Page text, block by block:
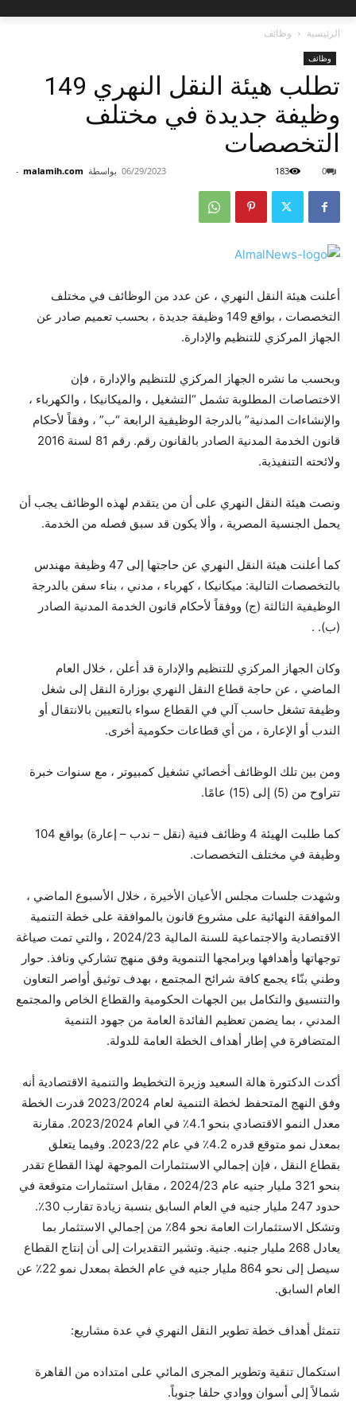
الرئيسية وظائف
وظائف
تطلب هيئة النقل النهري 149
وظيفة جديدة في مختلف
التخصصات
بواسطة malamih.com
- 06/29/2023 0
183
أعلنت هيئة النقل النهري ، عن عدد من الوظائف في مختلف
التخصصات ، بواقع 149 وظيفة جديدة ، بحسب تعميم صادر عن
الجهاز المركزي للتنظيم والإدارة.
وبحسب ما نشره الجهاز المركزي للتنظيم والإدارة ، فإن
الاختصاصات المطلوبة تشمل “التشغيل ، والميكانيكا ، والكهرباء ،
والإنشاءات المدنية” بالدرجة الوظيفية الرابعة “ب” ، وفقاً لأحكام
قانون الخدمة المدنية الصادر بالقانون رقم. رقم 81 لسنة 2016
ولائحته التنفيذية.
ونصت هيئة النقل النهري على أن من يتقدم لهذه الوظائف يجب أن
يحمل الجنسية المصرية ، وألا يكون قد سبق فصله من الخدمة.
كما أعلنت هيئة النقل النهري عن حاجتها إلى 47 وظيفة مهندس
بالتخصصات التالية: ميكانيكا ، كهرباء ، مدني ، بناء سفن بالدرجة
الوظيفية الثالثة (ج) ووفقاً لأحكام قانون الخدمة المدنية الصادر
(ب). .
وكان الجهاز المركزي للتنظيم والإدارة قد أعلن ، خلال العام
الماضي ، عن حاجة قطاع النقل النهري بوزارة النقل إلى شغل
وظيفة تشغل حاسب آلي في القطاع سواء بالتعيين بالانتقال أو
الندب أو الإعارة ، من أي قطاعات حكومية أخرى.
ومن بين تلك الوظائف أخصائي تشغيل كمبيوتر ، مع سنوات خبرة
تتراوح من (5) إلى (15) عامًا.
كما طلبت الهيئة 4 وظائف فنية (نقل – ندب – إعارة) بواقع 104
وظيفة في مختلف التخصصات.
وشهدت جلسات مجلس الأعيان الأخيرة ، خلال الأسبوع الماضي ،
الموافقة النهائية على مشروع قانون بالموافقة على خطة التنمية
الاقتصادية والاجتماعية للسنة المالية 2024/23 ، والتي تمت صياغة
توجهاتها وأهدافها وبرامجها التنموية وفق منهج تشاركي ونافذ. حوار
وطني بنّاء يجمع كافة شرائح المجتمع ، بهدف توثيق أواصر التعاون
والتنسيق والتكامل بين الجهات الحكومية والقطاع الخاص والمجتمع
المدني ، بما يضمن تعظيم الفائدة العامة من جهود التنمية
المتضافرة في إطار أهداف الخطة العامة للدولة.
أكدت الدكتورة هالة السعيد وزيرة التخطيط والتنمية الاقتصادية أنه
وفق النهج المتحفظ لخطة التنمية لعام 2023/2024 قدرت الخطة
معدل النمو الاقتصادي بنحو 4.1٪ في العام 2023/2024. مقارنة
بمعدل نمو متوقع قدره 4.2٪ في عام 2023/22. وفيما يتعلق
بقطاع النقل ، فإن إجمالي الاستثمارات الموجهة لهذا القطاع تقدر
بنحو 321 مليار جنيه عام 2024/23 ، مقابل استثمارات متوقعة في
حدود 247 مليار جنيه في العام السابق بنسبة زيادة تقارب 30٪.
وتشكل الاستثمارات العامة نحو 84٪ من إجمالي الاستثمار بما
يعادل 268 مليار جنيه. جنية. وتشير التقديرات إلى أن إنتاج القطاع
سيصل إلى نحو 864 مليار جنيه في عام الخطة بمعدل نمو 22٪ عن
العام السابق.
تتمثل أهداف خطة تطوير النقل النهري في عدة مشاريع:
استكمال تنقية وتطوير المجرى المائي على امتداده من القاهرة
شمالاً إلى أسوان ووادي حلفا جنوباً.